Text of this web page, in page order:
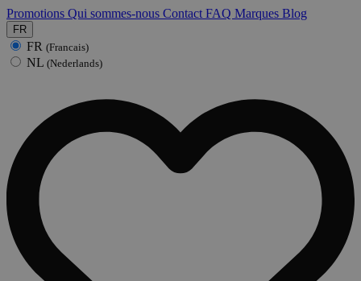
Promotions Qui sommes-nous Contact FAQ Marques Blog
FR
FR (Francais)
NL (Nederlands)